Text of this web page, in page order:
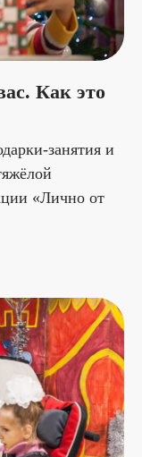
Как это
занятия и
«Лично от